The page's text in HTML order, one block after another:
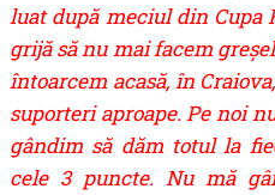
luat după meciul din Cupa
grijă să nu mai facem
întoarcem acasă, în
suporteri aproape. Pe noi
gândim să dăm totul la
cele 3 puncte. Nu mă